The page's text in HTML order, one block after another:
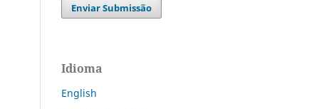
Enviar Submissão
Idioma
English